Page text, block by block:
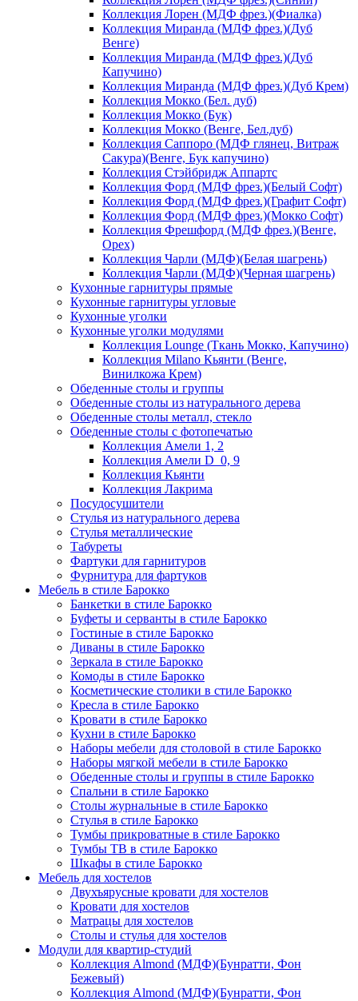
Коллекция Лорен (МДФ фрез.)(Фиалка)
Коллекция Миранда (МДФ фрез.)(Дуб
Венге)
Коллекция Миранда (МДФ фрез.)(Дуб
Капучино)
Коллекция Миранда (МДФ фрез.)(Дуб Крем)
Коллекция Мокко (Бел. дуб)
Коллекция Мокко (Бук)
Коллекция Мокко (Венге, Бел.дуб)
Коллекция Саппоро (МДФ глянец, Витраж
Сакура)(Венге, Бук капучино)
Коллекция Стэйбридж Аппартс
Коллекция Форд (МДФ фрез.)(Белый Софт)
Коллекция Форд (МДФ фрез.)(Графит Софт)
Коллекция Форд (МДФ фрез.)(Мокко Софт)
Коллекция Фрешфорд (МДФ фрез.)(Венге,
Орех)
Коллекция Чарли (МДФ)(Белая шагрень)
Коллекция Чарли (МДФ)(Черная шагрень)
Кухонные гарнитуры прямые
Кухонные гарнитуры угловые
Кухонные уголки
Кухонные уголки модулями
Коллекция Lounge (Ткань Мокко, Капучино)
Коллекция Milano Кьянти (Венге,
Винилкожа Крем)
Обеденные столы и группы
Обеденные столы из натурального дерева
Обеденные столы металл, стекло
Обеденные столы с фотопечатью
Коллекция Амели 1, 2
Коллекция Амели D_0, 9
Коллекция Кьянти
Коллекция Лакрима
Посудосушители
Стулья из натурального дерева
Стулья металлические
Табуреты
Фартуки для гарнитуров
Фурнитура для фартуков
Мебель в стиле Барокко
Банкетки в стиле Барокко
Буфеты и серванты в стиле Барокко
Гостиные в стиле Барокко
Диваны в стиле Барокко
Зеркала в стиле Барокко
Комоды в стиле Барокко
Косметические столики в стиле Барокко
Кресла в стиле Барокко
Кровати в стиле Барокко
Кухни в стиле Барокко
Наборы мебели для столовой в стиле Барокко
Наборы мягкой мебели в стиле Барокко
Обеденные столы и группы в стиле Барокко
Спальни в стиле Барокко
Столы журнальные в стиле Барокко
Стулья в стиле Барокко
Тумбы прикроватные в стиле Барокко
Тумбы ТВ в стиле Барокко
Шкафы в стиле Барокко
Мебель для хостелов
Двухъярусные кровати для хостелов
Кровати для хостелов
Матрацы для хостелов
Столы и стулья для хостелов
Модули для квартир-студий
Коллекция Almond (МДФ)(Бунратти, Фон
Бежевый)
Коллекция Almond (МДФ)(Бунратти, Фон